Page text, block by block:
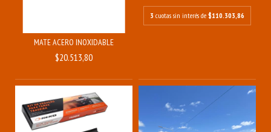
MATE ACERO INOXIDABLE
$20.513,80
3 cuotas sin interés de $110.303,86